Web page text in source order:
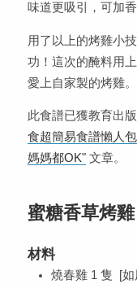
味道更吸引，可加
用了以上的烤雞小
功！這次的醃料用
愛上自家製的烤雞。
此食譜已獲教育出版
食超簡易食譜懶人
媽媽都OK"文章。
蜜糖香草烤
材料
燒春雞 1 隻 [如